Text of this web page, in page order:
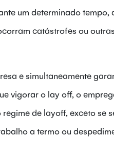
um determinado tempo,
catástrofes ou outras
e simultaneamente
vigorar o lay off, o
de layoff, exceto se
a termo ou